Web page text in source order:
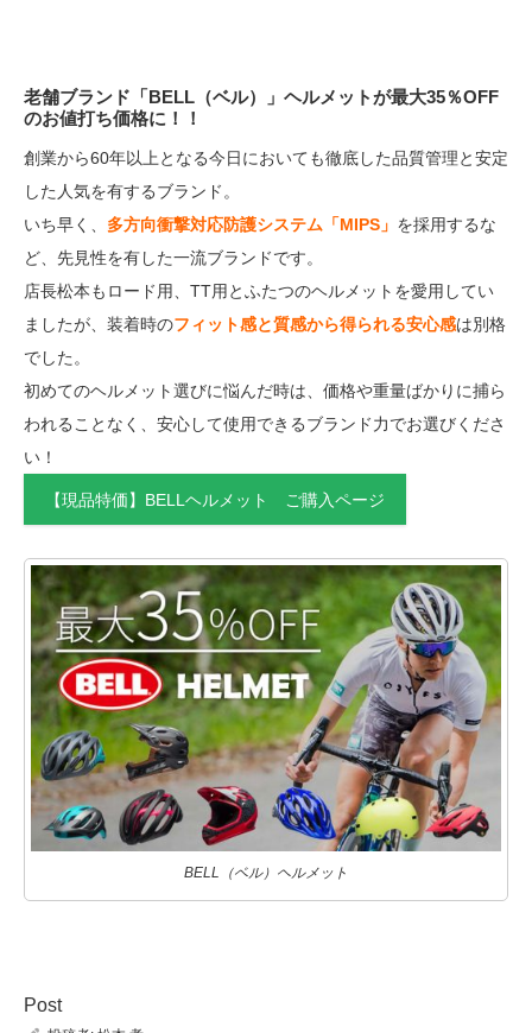
老舗ブランド「BELL（ベル）」ヘルメットが最大35％OFF
のお値打ち価格に！！
創業から60年以上となる今日においても徹底した品質管理と安定
した人気を有するブランド。
いち早く、 多方向衝撃対応防護システム「MIPS」 を採用するな
ど、先見性を有した一流ブランドです。
店長松本もロード用、TT用とふたつのヘルメットを愛用してい
ましたが、装着時のフィット感と質感から得られる安心感は別格
でした。
初めてのヘルメット選びに悩んだ時は、価格や重量ばかりに捕ら
われることなく、安心して使用できるブランド力でお選びくださ
い！
【現品特価】BELLヘルメット ご購入ページ
BELL（ベル）ヘルメット
Post